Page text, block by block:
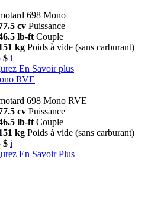
698 Mono
cv Puissance
lb-ft Couple
kg Poids à vide (sans carburant)
$ i
En Savoir plus
RVE
698 Mono RVE
cv Puissance
lb-ft Couple
kg Poids à vide (sans carburant)
$ i
En Savoir Plus